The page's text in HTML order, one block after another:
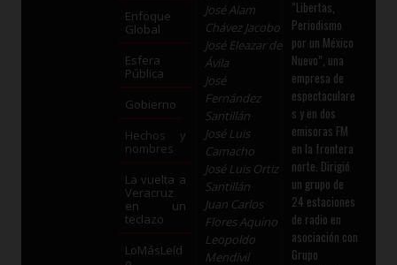
Enfoque
Global
Esfera
Pública
Gobierno
Hechos y
nombres
La vuelta a
Veracruz
en un
teclazo
LoMásLeíd
José Alam
Chávez Jacobo
José Eleazar de
Ávila
José
Fernández
Santillán
José Luis
Camacho
José Luis Ortiz
Santillán
Juan Carlos
Flores Aquino
Leopoldo
Mendívil
“Libertas,
Periodismo
por un México
Nuevo”, una
empresa de
espectaculare
s y en dos
emisoras FM
en la frontera
norte. Dirigió
un grupo de
24 estaciones
de radio en
asociación con
Grupo